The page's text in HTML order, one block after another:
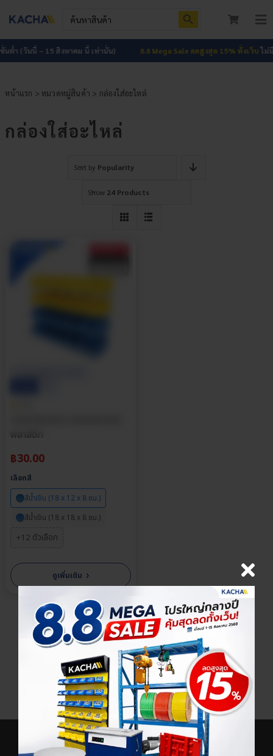
Search
for:
หน้าแรก
เข้าสู่ระบบ
ำ (วันนี้ – 15 สิงหาคม นี้ เท่านั้น) 8.8 Mega Sale ลดสูงสุด 15% ทั้งเว็บไม่มี
หน้าแรก >หมวดหมู่สินค้า > กล่องใส่อะไหล่
กล่องใส่อะไหล่
Sort by Popularity
Show 24 Products
พลาสติก
฿30.00
เลือกสี
สีน้ำเงิน (18 x 12 x 8 ซม.)
สีน้ำเงิน (18 x 18 x 8 ซม.)
+12 ตัวเลือก
ดูเพิ่มเติม ›
เลือกตัวเลือกสินค้า